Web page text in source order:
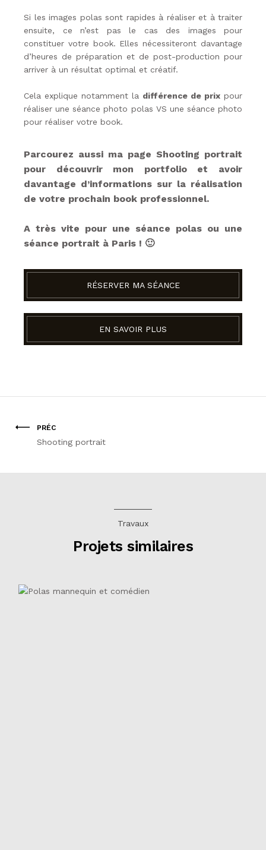
Si les images polas sont rapides à réaliser et à traiter
ensuite, ce n’est pas le cas des images pour
constituer votre book. Elles nécessiteront davantage
d’heures de préparation et de post-production pour
arriver à un résultat optimal et créatif.
Cela explique notamment la différence de prix pour
réaliser une séance photo polas VS une séance photo
pour réaliser votre book.
Parcourez aussi ma page Shooting portrait
pour découvrir mon portfolio et avoir
davantage d’informations sur la réalisation
de votre prochain book professionnel.
A très vite pour une séance polas ou une
séance portrait à Paris ! 🙂
RÉSERVER MA SÉANCE
EN SAVOIR PLUS
PRÉC
Shooting portrait
Travaux
Projets similaires